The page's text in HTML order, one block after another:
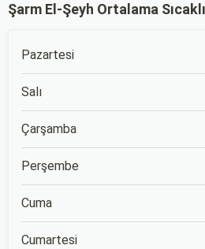
Şarm El-Şeyh Ortalama
Pazartesi
Salı
Çarşamba
Perşembe
Cuma
Cumartesi